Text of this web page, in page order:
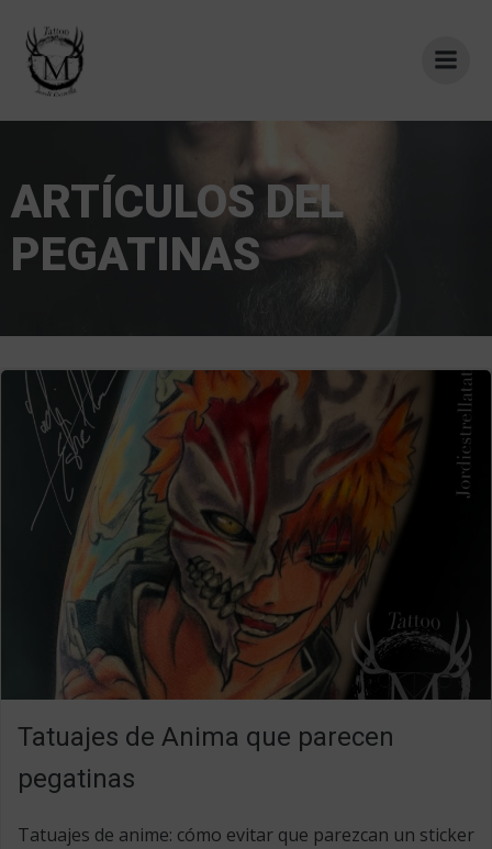
ARTÍCULOS DEL
PEGATINAS
Tatuajes de Anima que parecen
pegatinas
Tatuajes de anime: cómo evitar que parezcan un sticker